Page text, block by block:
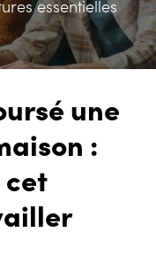
essentielles
une
:
cet